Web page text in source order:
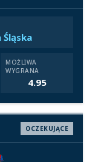
MOŻLIWA
WYGRANA
4.95
OCZEKUJĄCE